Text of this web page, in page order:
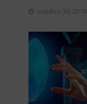
outubro 30, 2018